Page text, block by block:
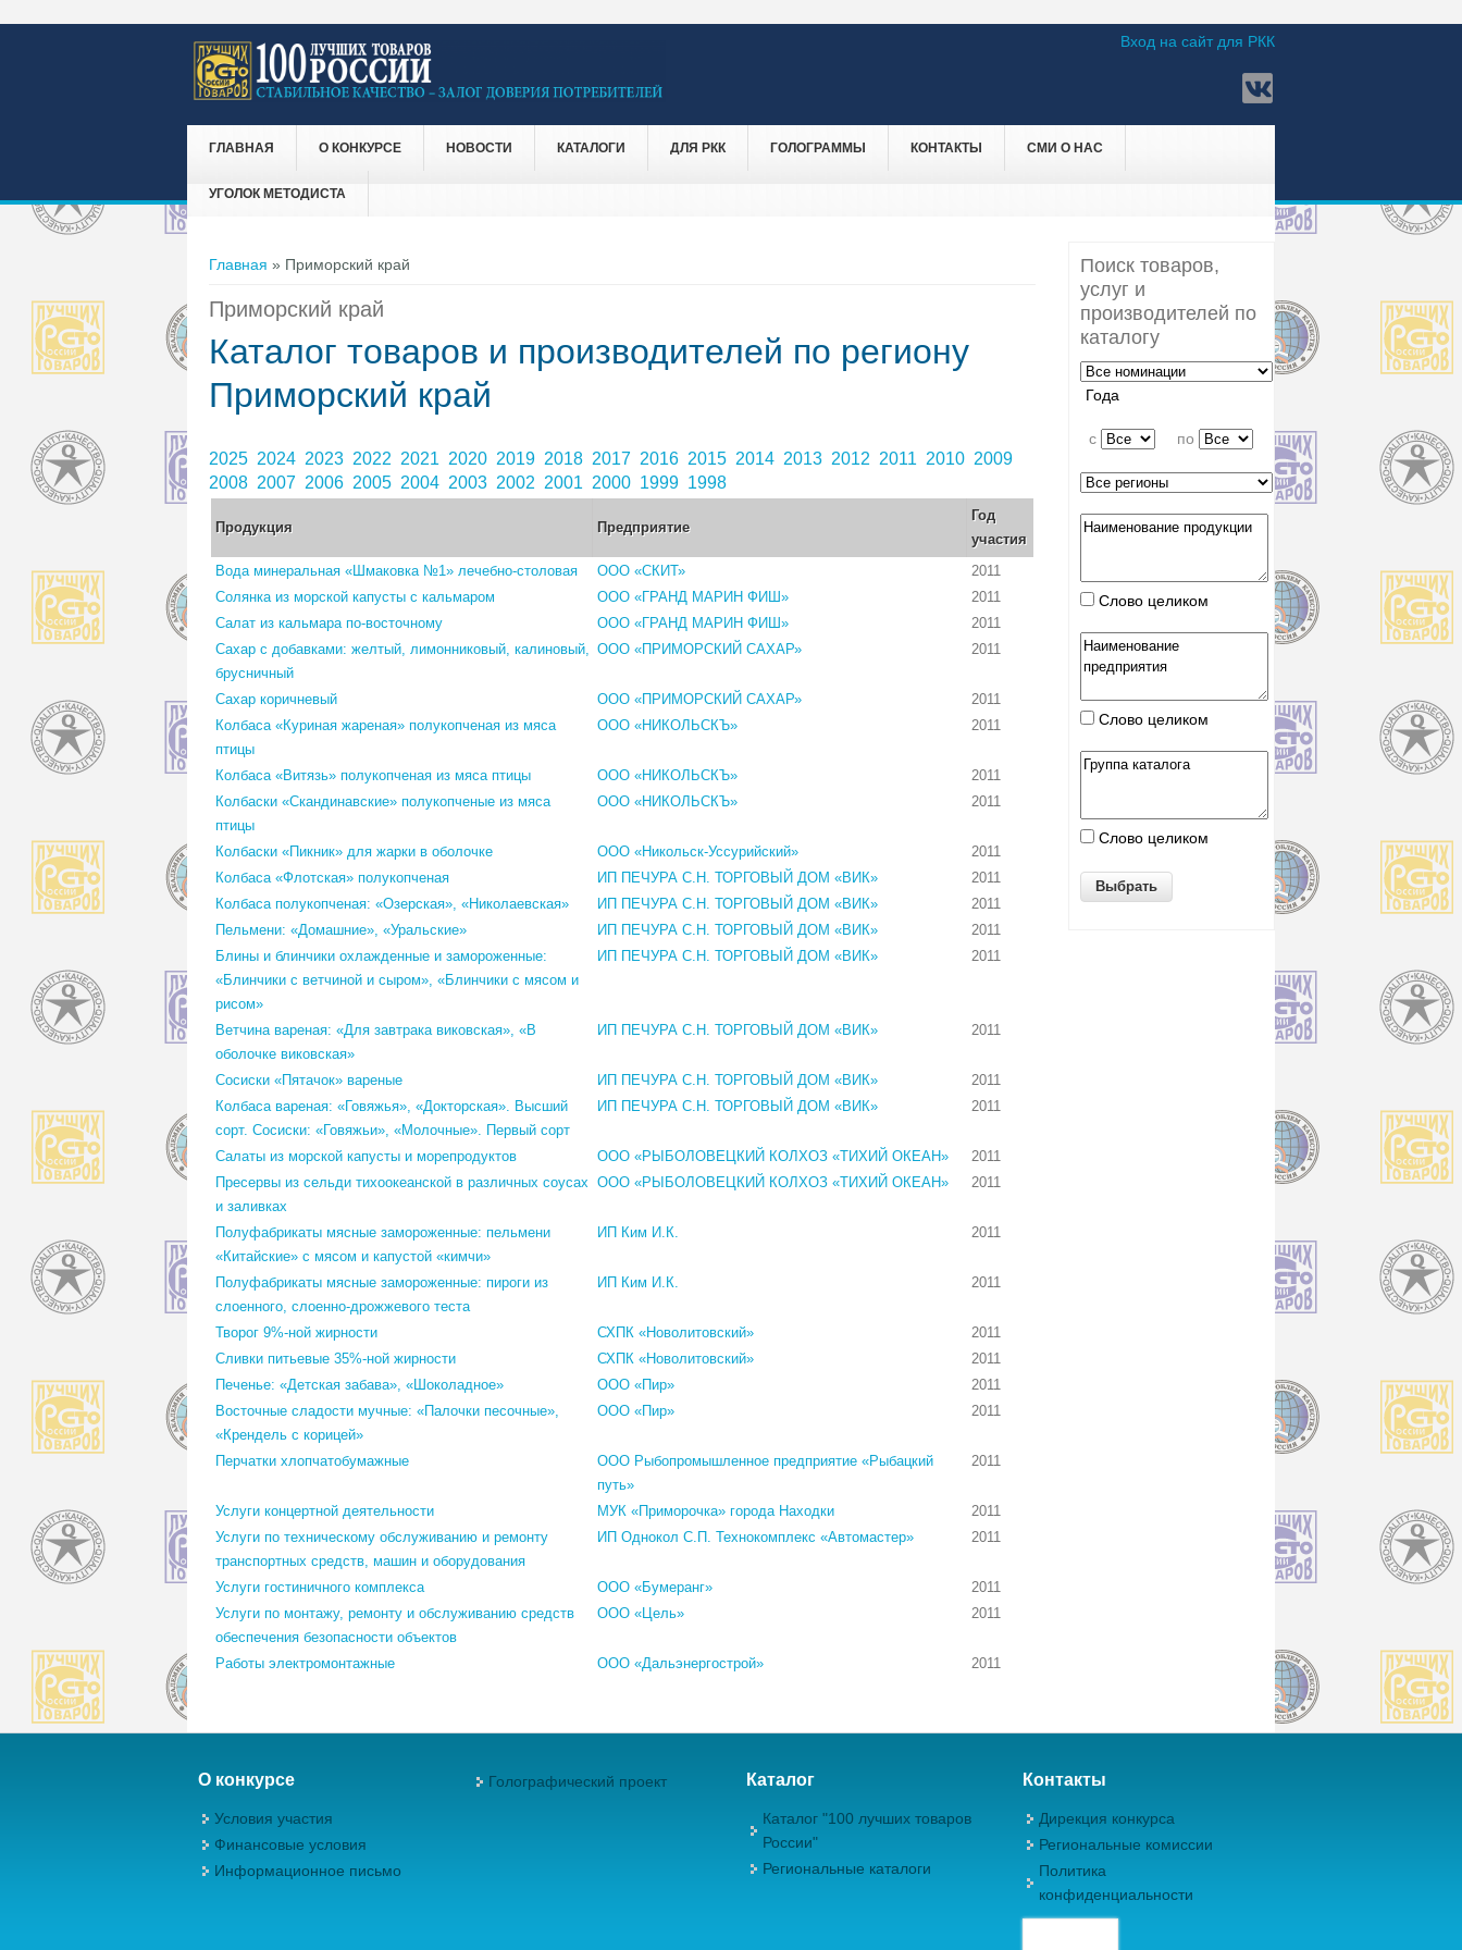
Вход на сайт для РКК
ГЛАВНАЯ О КОНКУРСЕ НОВОСТИ КАТАЛОГИ ДЛЯ РКК ГОЛОГРАММЫ КОНТАКТЫ СМИ О НАС
УГОЛОК МЕТОДИСТА
Вы здесь
Главная » Приморский край
Приморский край
Каталог товаров и производителей по региону
Приморский край
2025 2024 2023 2022 2021 2020 2019 2018 2017 2016 2015 2014 2013 2012 2011 2010 2009
2008 2007 2006 2005 2004 2003 2002 2001 2000 1999 1998
Продукция Предприятие
Год
участия
Вода минеральная «Шмаковка №1» лечебно-столовая
ООО «СКИТ»
2011
Солянка из морской капусты с кальмаром
ООО «ГРАНД МАРИН ФИШ»
2011
Салат из кальмара по-восточному
ООО «ГРАНД МАРИН ФИШ»
2011
Сахар с добавками: желтый, лимонниковый, калиновый,
брусничный
ООО «ПРИМОРСКИЙ САХАР» 2011
Сахар коричневый ООО «ПРИМОРСКИЙ САХАР»
2011
Колбаса «Куриная жареная» полукопченая из мяса
птицы
ООО «НИКОЛЬСКЪ» 2011
Колбаса «Витязь» полукопченая из мяса птицы ООО «НИКОЛЬСКЪ»
2011
Колбаски «Скандинавские» полукопченые из мяса
птицы
ООО «НИКОЛЬСКЪ» 2011
Колбаски «Пикник» для жарки в оболочке ООО «Никольск-Уссурийский»
2011
Колбаса «Флотская» полукопченая
ИП ПЕЧУРА С.Н. ТОРГОВЫЙ ДОМ «ВИК»
2011
Колбаса полукопченая: «Озерская», «Николаевская»
ИП ПЕЧУРА С.Н. ТОРГОВЫЙ ДОМ «ВИК»
2011
Пельмени: «Домашние», «Уральские»
ИП ПЕЧУРА С.Н. ТОРГОВЫЙ ДОМ «ВИК»
2011
Блины и блинчики охлажденные и замороженные:
«Блинчики с ветчиной и сыром», «Блинчики с мясом и
рисом»
ИП ПЕЧУРА С.Н. ТОРГОВЫЙ ДОМ «ВИК» 2011
Ветчина вареная: «Для завтрака виковская», «В
оболочке виковская»
ИП ПЕЧУРА С.Н. ТОРГОВЫЙ ДОМ «ВИК» 2011
Сосиски «Пятачок» вареные ИП ПЕЧУРА С.Н. ТОРГОВЫЙ ДОМ «ВИК»
2011
Колбаса вареная: «Говяжья», «Докторская». Высший
сорт. Сосиски: «Говяжьи», «Молочные». Первый сорт
ИП ПЕЧУРА С.Н. ТОРГОВЫЙ ДОМ «ВИК» 2011
Салаты из морской капусты и морепродуктов ООО «РЫБОЛОВЕЦКИЙ КОЛХОЗ «ТИХИЙ ОКЕАН»
2011
Пресервы из сельди тихоокеанской в различных соусах
и заливках
ООО «РЫБОЛОВЕЦКИЙ КОЛХОЗ «ТИХИЙ ОКЕАН» 2011
Полуфабрикаты мясные замороженные: пельмени
«Китайские» с мясом и капустой «кимчи»
ИП Ким И.К. 2011
Полуфабрикаты мясные замороженные: пироги из
слоенного, слоенно-дрожжевого теста
ИП Ким И.К. 2011
Творог 9%-ной жирности СХПК «Новолитовский»
2011
Сливки питьевые 35%-ной жирности
СХПК «Новолитовский»
2011
Печенье: «Детская забава», «Шоколадное»
ООО «Пир»
2011
Восточные сладости мучные: «Палочки песочные»,
«Крендель с корицей»
ООО «Пир» 2011
Перчатки хлопчатобумажные
ООО Рыбопромышленное предприятие «Рыбацкий
путь»
2011
Услуги концертной деятельности МУК «Приморочка» города Находки
2011
Услуги по техническому обслуживанию и ремонту
транспортных средств, машин и оборудования
ИП Однокол С.П. Технокомплекс «Автомастер» 2011
Услуги гостиничного комплекса ООО «Бумеранг»
2011
Услуги по монтажу, ремонту и обслуживанию средств
обеспечения безопасности объектов
ООО «Цель» 2011
Работы электромонтажные ООО «Дальэнергострой» 2011
Поиск товаров,
услуг и
производителей по
каталогу
Года
c по
Слово целиком
Слово целиком
Слово целиком
О конкурсе
Условия участия
Финансовые условия
Информационное письмо
Голографический проект Каталог
Каталог "100 лучших товаров
России"
Региональные каталоги
Контакты
Дирекция конкурса
Региональные комиссии
Политика
конфиденциальности